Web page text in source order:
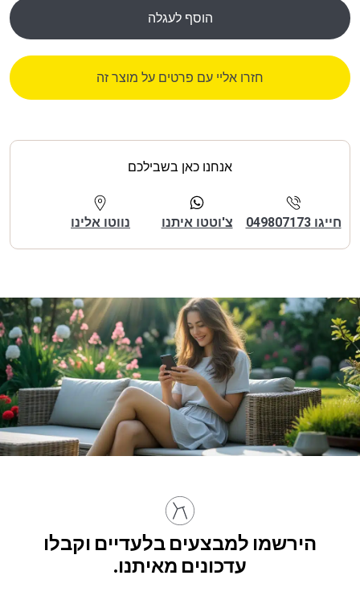
הוסף לעגלה
חזרו אליי עם פרטים על מוצר זה
אנחנו כאן בשבילכם
חייגו 049807173 צ'וטטו איתנו נווטו אלינו
הירשמו למבצעים בלעדיים וקבלו
עדכונים מאיתנו.